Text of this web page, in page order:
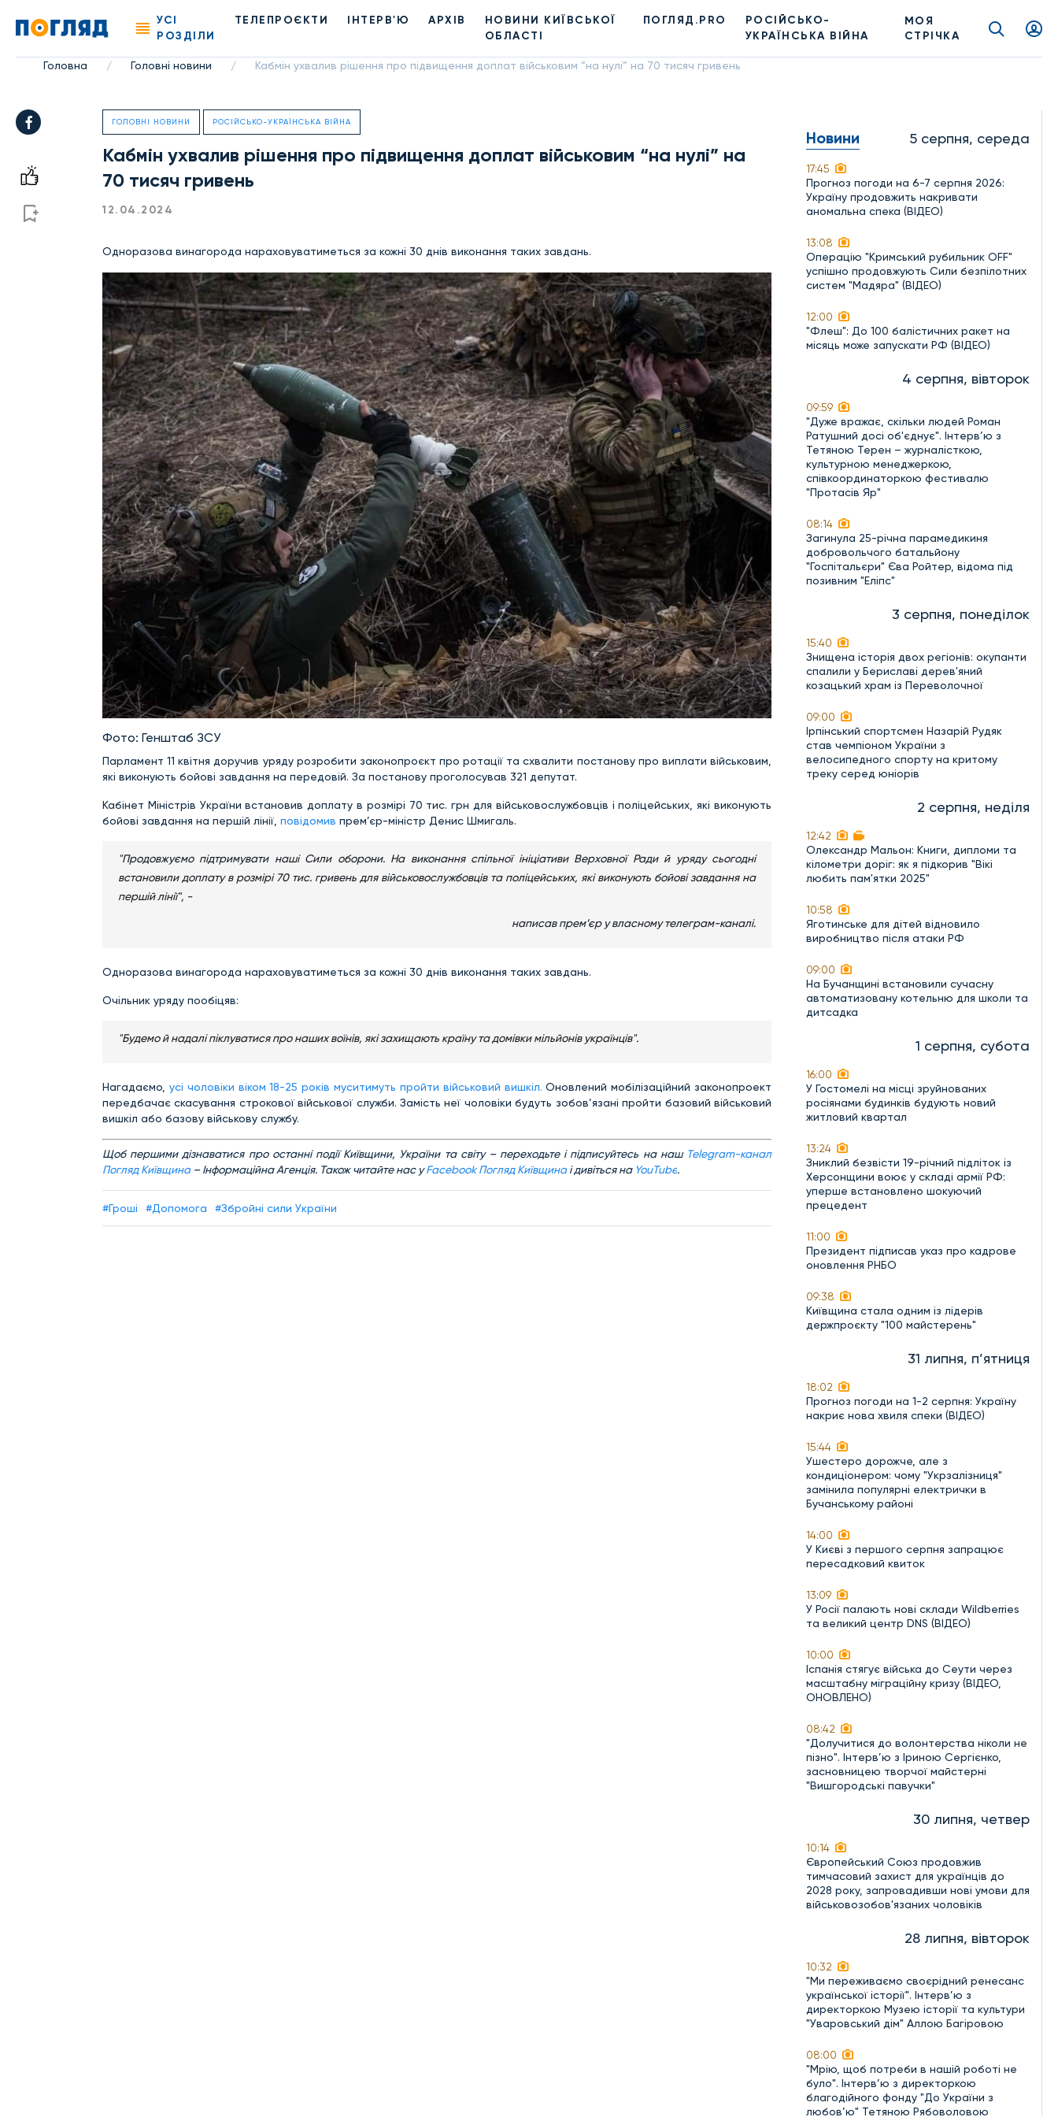
УСІ
РОЗДІЛИ
ТЕЛЕПРОЄКТИ ІНТЕРВ'Ю АРХІВ
НОВИНИ КИЇВСЬКОЇ
ОБЛАСТІ
ПОГЛЯД.PRO
РОСІЙСЬКО-
УКРАЇНСЬКА ВІЙНА
МОЯ
СТРІЧКА
Головна / Головні новини / Кабмін ухвалив рішення про підвищення доплат військовим “на нулі” на 70 тисяч гривень
ГОЛОВНІ НОВИНИ РОСІЙСЬКО-УКРАЇНСЬКА ВІЙНА
Кабмін ухвалив рішення про підвищення доплат військовим “на нулі” на
70 тисяч гривень
12.04.2024
Одноразова винагорода нараховуватиметься за кожні 30 днів виконання таких завдань.
Фото: Генштаб ЗСУ
Парламент 11 квітня доручив уряду розробити законопроєкт про ротації та схвалити постанову про виплати військовим,
які виконують бойові завдання на передовій. За постанову проголосував 321 депутат.
Кабінет Міністрів України встановив доплату в розмірі 70 тис. грн для військовослужбовців і поліцейських, які виконують
бойові завдання на першій лінії, повідомив прем’єр-міністр Денис Шмигаль.
"Продовжуємо підтримувати наші Сили оборони. На виконання спільної ініціативи Верховної Ради й уряду сьогодні
встановили доплату в розмірі 70 тис. гривень для військовослужбовців та поліцейських, які виконують бойові завдання на
першій лінії", -
написав прем’єр у власному телеграм-каналі.
Одноразова винагорода нараховуватиметься за кожні 30 днів виконання таких завдань.
Очільник уряду пообіцяв:
"Будемо й надалі піклуватися про наших воїнів, які захищають країну та домівки мільйонів українців".
Нагадаємо, усі чоловіки віком 18-25 років муситимуть пройти військовий вишкіл. Оновлений мобілізаційний законопроект
передбачає скасування строкової військової служби. Замість неї чоловіки будуть зобов’язані пройти базовий військовий
вишкіл або базову військову службу.
Щоб першими дізнаватися про останні події Київщини, України та світу – переходьте і підписуйтесь на наш Telegram-канал
Погляд Київщина – Інформаційна Агенція. Також читайте нас уFacebook Погляд Київщина і дивіться на YouTube.
#Гроші #Допомога #Збройні сили України
Новини 5 серпня, середа
17:45
Прогноз погоди на 6-7 серпня 2026:
Україну продовжить накривати
аномальна спека (ВІДЕО)
13:08
Операцію "Кримський рубильник OFF"
успішно продовжують Сили безпілотних
систем "Мадяра" (ВІДЕО)
12:00
"Флеш": До 100 балістичних ракет на
місяць може запускати РФ (ВІДЕО)
4 серпня, вівторок
09:59
"Дуже вражає, скільки людей Роман
Ратушний досі об'єднує". Інтерв’ю з
Тетяною Терен – журналісткою,
культурною менеджеркою,
співкоординаторкою фестивалю
"Протасів Яр"
08:14
Загинула 25-річна парамедикиня
добровольчого батальйону
"Госпітальєри" Єва Ройтер, відома під
позивним "Еліпс"
3 серпня, понеділок
15:40
Знищена історія двох регіонів: окупанти
спалили у Бериславі дерев'яний
козацький храм із Переволочної
09:00
Ірпінський спортсмен Назарій Рудяк
став чемпіоном України з
велосипедного спорту на критому
треку серед юніорів
2 серпня, неділя
12:42
Олександр Мальон: Книги, дипломи та
кілометри доріг: як я підкорив "Вікі
любить пам'ятки 2025"
10:58
Яготинське для дітей відновило
виробництво після атаки РФ
09:00
На Бучанщині встановили сучасну
автоматизовану котельню для школи та
дитсадка
1 серпня, субота
16:00
У Гостомелі на місці зруйнованих
росіянами будинків будують новий
житловий квартал
13:24
Зниклий безвісти 19-річний підліток із
Херсонщини воює у складі армії РФ:
уперше встановлено шокуючий
прецедент
11:00
Президент підписав указ про кадрове
оновлення РНБО
09:38
Київщина стала одним із лідерів
держпроєкту "100 майстерень"
31 липня, п’ятниця
18:02
Прогноз погоди на 1-2 серпня: Україну
накриє нова хвиля спеки (ВІДЕО)
15:44
Ушестеро дорожче, але з
кондиціонером: чому "Укрзалізниця"
замінила популярні електрички в
Бучанському районі
14:00
У Києві з першого серпня запрацює
пересадковий квиток
13:09
У Росії палають нові склади Wildberries
та великий центр DNS (ВІДЕО)
10:00
Іспанія стягує війська до Сеути через
масштабну міграційну кризу (ВІДЕО,
ОНОВЛЕНО)
08:42
"Долучитися до волонтерства ніколи не
пізно". Інтерв’ю з Іриною Сергієнко,
засновницею творчої майстерні
"Вишгородські павучки"
30 липня, четвер
10:14
Європейський Союз продовжив
тимчасовий захист для українців до
2028 року, запровадивши нові умови для
військовозобов'язаних чоловіків
28 липня, вівторок
10:32
"Ми переживаємо своєрідний ренесанс
української історії". Інтерв’ю з
директоркою Музею історії та культури
"Уваровський дім" Аллою Багіровою
08:00
"Мрію, щоб потреби в нашій роботі не
було". Інтерв’ю з директоркою
благодійного фонду "До України з
любов’ю" Тетяною Рябоволовою